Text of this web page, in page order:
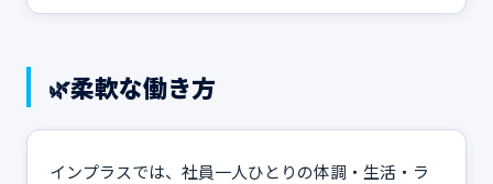
🌿柔軟な働き方
インプラスでは、社員一人ひとりの体調・生活・ラ